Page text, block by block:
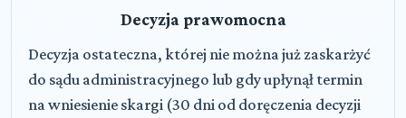
Decyzja prawomocna
Decyzja ostateczna, której nie można już zaskarżyć
do sądu administracyjnego lub gdy upłynął termin
na wniesienie skargi (30 dni od doręczenia decyzji